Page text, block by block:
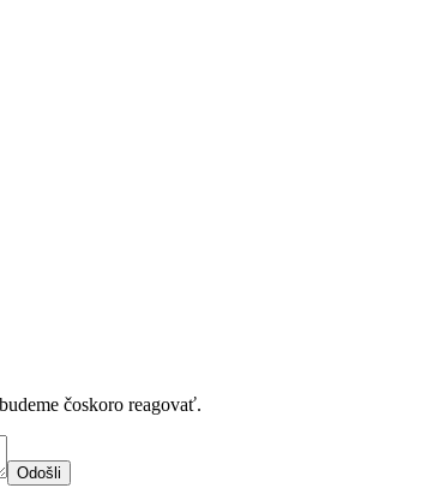
čoskoro reagovať.
Odošli